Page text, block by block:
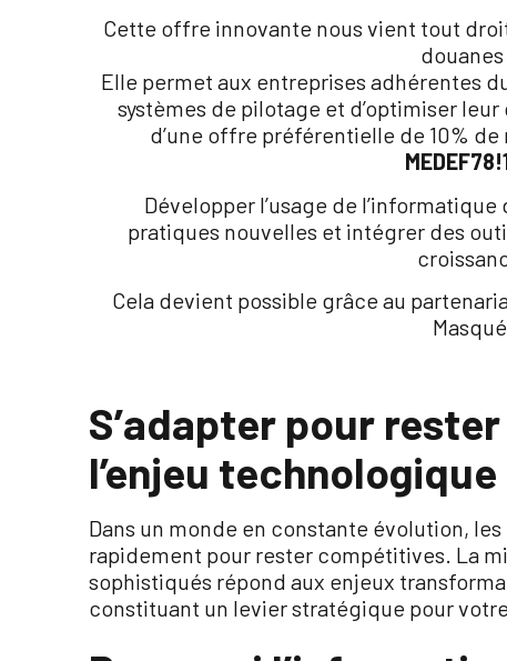
Cette offre innovante nous vient tout
douanes
Elle permet aux entreprises adhérentes
systèmes de pilotage et d’optimiser
d’une offre préférentielle de 10%
Développer l’usage de
pratiques nouvelles et intégrer des
Cela devient possible grâce au
S’adapter pour
l’enjeu
Dans un monde en constante évolution,
rapidement pour rester compétitives. La
sophistiqués répond aux enjeux
constituant un levier stratégique pour